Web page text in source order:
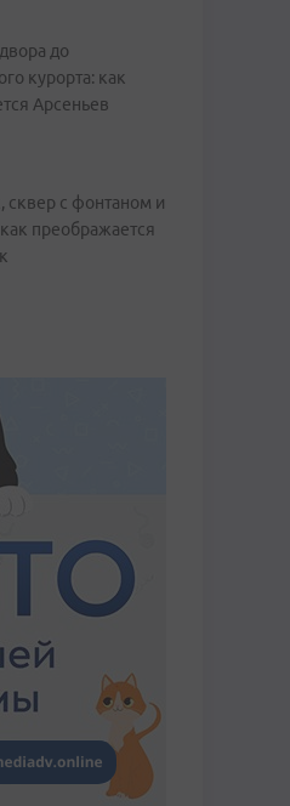
до
курорта: как
Арсеньев
сквер с фонтаном и
преображается